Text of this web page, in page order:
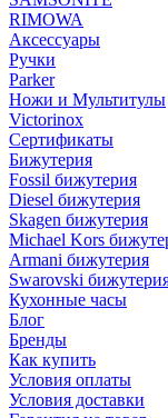
RIMOWA
Аксессуары
Ручки
Parker
Ножи и Мультитулы
Victorinox
Сертификаты
Бижутерия
Fossil бижутерия
Diesel бижутерия
Skagen бижутерия
Michael Kors
Armani бижутерия
Swarovski
Кухонные часы
Блог
Бренды
Как купить
Условия оплаты
Условия доставки